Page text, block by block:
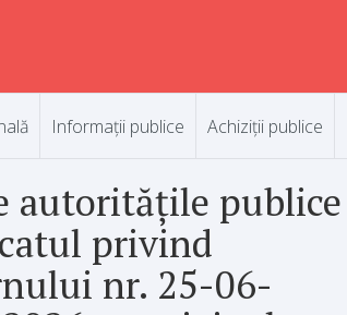
Informații publice Achiziții publice
autoritățile publice
privind
nr. 25-06-